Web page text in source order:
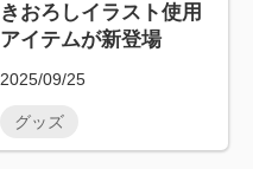
きおろしイラスト使用
アイテムが新登場
2025/09/25
グッズ